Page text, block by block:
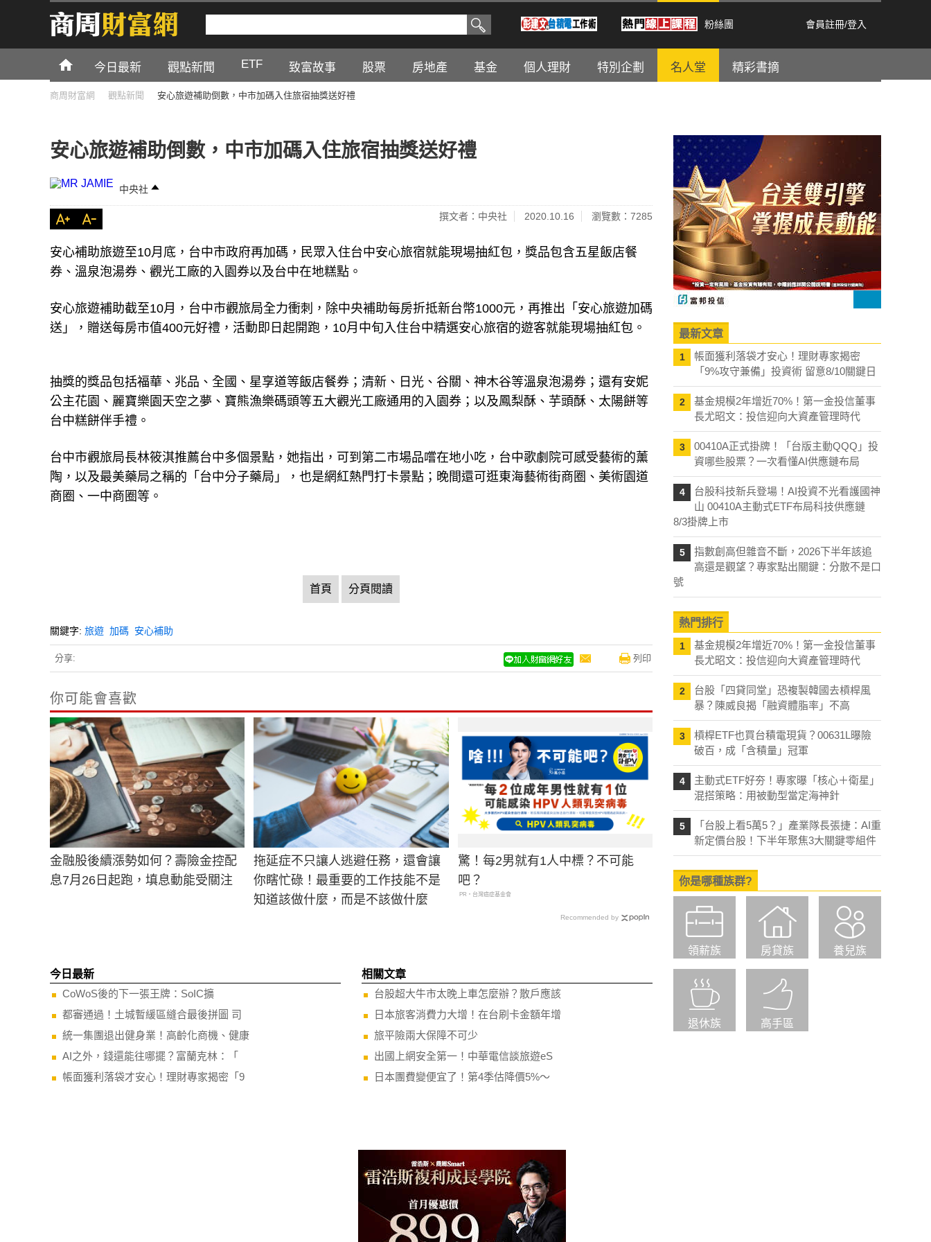
粉絲團 會員註冊/登入
今日最新 觀點新聞 ETF 致富故事 股票 房地產 基金 個人理財 特別企劃 名人堂 精彩書摘
商周財富網 觀點新聞 安心旅遊補助倒數，中市加碼入住旅宿抽獎送好禮
安心旅遊補助倒數，中市加碼入住旅宿抽獎送好禮
中央社
撰文者：中央社 2020.10.16 瀏覽數：7285
安心補助旅遊至10月底，台中市政府再加碼，民眾入住台中安心旅宿就能現場抽紅包，獎品包含五星飯店餐
券、溫泉泡湯券、觀光工廠的入園券以及台中在地糕點。
安心旅遊補助截至10月，台中市觀旅局全力衝刺，除中央補助每房折抵新台幣1000元，再推出「安心旅遊加碼
送」，贈送每房市值400元好禮，活動即日起開跑，10月中旬入住台中精選安心旅宿的遊客就能現場抽紅包。
抽獎的獎品包括福華、兆品、全國、星享道等飯店餐券；清新、日光、谷關、神木谷等溫泉泡湯券；還有安妮
公主花園、麗寶樂園天空之夢、寶熊漁樂碼頭等五大觀光工廠通用的入園券；以及鳳梨酥、芋頭酥、太陽餅等
台中糕餅伴手禮。
台中市觀旅局長林筱淇推薦台中多個景點，她指出，可到第二市場品嚐在地小吃，台中歌劇院可感受藝術的薰
陶，以及最美藥局之稱的「台中分子藥局」，也是網紅熱門打卡景點；晚間還可逛東海藝術街商圈、美術園道
商圈、一中商圈等。
首頁 分頁閱讀
關鍵字: 旅遊 加碼 安心補助
分享: 列印
你可能會喜歡
金融股後續漲勢如何？壽險金控配
息7月26日起跑，填息動能受關注
拖延症不只讓人逃避任務，還會讓
你瞎忙碌！最重要的工作技能不是
知道該做什麼，而是不該做什麼
驚！每2男就有1人中標？不可能
吧？
PR・台灣癌症基金會
Recommended by
今日最新
CoWoS後的下一張王牌：SoIC擴
都審通過！土城暫緩區縫合最後拼圖 司
統一集團退出健身業！高齡化商機、健康
AI之外，錢還能往哪擺？富蘭克林：「
帳面獲利落袋才安心！理財專家揭密「9
相關文章
台股超大牛市太晚上車怎麼辦？散戶應該
日本旅客消費力大增！在台刷卡金額年增
旅平險兩大保障不可少
出國上網安全第一！中華電信談旅遊eS
日本團費變便宜了！第4季估降價5%～
最新文章
1
帳面獲利落袋才安心！理財專家揭密
「9%攻守兼備」投資術 留意8/10關鍵日
2
基金規模2年增近70%！第一金投信董事
長尤昭文：投信迎向大資產管理時代
3
00410A正式掛牌！「台版主動QQQ」投
資哪些股票？一次看懂AI供應鏈布局
4
台股科技新兵登場！AI投資不光看護國神
山 00410A主動式ETF布局科技供應鏈
8/3掛牌上市
5
指數創高但雜音不斷，2026下半年該追
高還是觀望？專家點出關鍵：分散不是口
號
熱門排行
1
基金規模2年增近70%！第一金投信董事
長尤昭文：投信迎向大資產管理時代
2
台股「四貸同堂」恐複製韓國去槓桿風
暴？陳威良揭「融資體脂率」不高
3
槓桿ETF也買台積電現貨？00631L曝險
破百，成「含積量」冠軍
4
主動式ETF好夯！專家曝「核心＋衛星」
混搭策略：用被動型當定海神針
5
「台股上看5萬5？」產業隊長張捷：AI重
新定價台股！下半年聚焦3大關鍵零組件
你是哪種族群?
領薪族 房貸族 養兒族
退休族 高手區